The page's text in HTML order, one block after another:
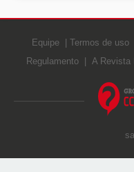
Equipe Termos de uso
Regulamento
A Revista